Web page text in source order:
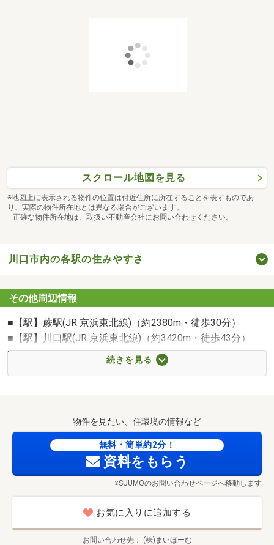
スクロール地図を見る
※地図上に表示される物件の位置は付近住所に所在することを表すものであ
り、実際の物件所在地とは異なる場合がございます。
正確な物件所在地は、取扱い不動産会社にお問い合わせください。
川口市内の各駅の住みやすさ
その他周辺情報
■【駅】蕨駅(JR 京浜東北線)（約2380m・徒歩30分）
■【駅】川口駅(JR 京浜東北線)（約3420m・徒歩43分）
■【スーパー】マルエツ/上青木店（約160m・徒歩2分）
■【ドラッグストア】ドラッグセイムス上青木西薬局（約
■【小学校】川口市立上青木小学校（約340m・徒歩5分）
■【幼稚園・保育園】川口市立上青木西保育所（約760m・
徒歩10分）
■【病院】上青木もりクリニック（約920m・徒歩12分）
続きを見る
物件を見たい、住環境の情報など
無料・簡単約2分！
資料をもらう
※SUUMOのお問い合わせページへ移動します
お気に入りに追加する
お問い合わせ先 (株)まいほーむ